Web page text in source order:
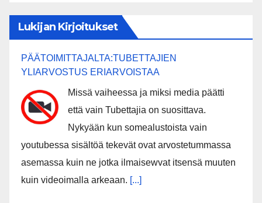
Lukijan Kirjoitukset
PÄÄTOIMITTAJALTA:TUBETTAJIEN
YLIARVOSTUS ERIARVOISTAA
Missä vaiheessa ja miksi media päätti
että vain Tubettajia on suosittava.
Nykyään kun somealustoista vain
youtubessa sisältöä tekevät ovat arvostetummassa
asemassa kuin ne jotka ilmaisewvat itsensä muuten
kuin videoimalla arkeaan. [...]